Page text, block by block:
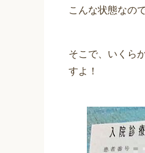
こんな状態なの
そこで、いくら
すよ！